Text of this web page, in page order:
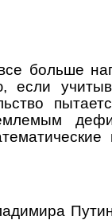
больше
если